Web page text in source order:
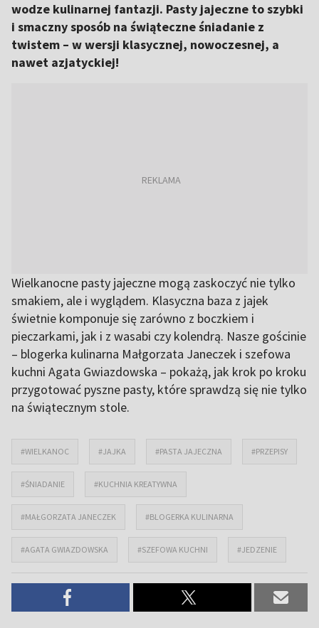
wodze kulinarnej fantazji. Pasty jajeczne to szybki
i smaczny sposób na świąteczne śniadanie z
twistem – w wersji klasycznej, nowoczesnej, a
nawet azjatyckiej!
Wielkanocne pasty jajeczne mogą zaskoczyć nie tylko
smakiem, ale i wyglądem. Klasyczna baza z jajek
świetnie komponuje się zarówno z boczkiem i
pieczarkami, jak i z wasabi czy kolendrą. Nasze gościnie
– blogerka kulinarna Małgorzata Janeczek i szefowa
kuchni Agata Gwiazdowska – pokażą, jak krok po kroku
przygotować pyszne pasty, które sprawdzą się nie tylko
na świątecznym stole.
#WIELKANOC #JAJKA #PASTA JAJECZNA #PRZEPISY
#ŚNIADANIE #KUCHNIA KREATYWNA
#MAŁGORZATA JANECZEK #BLOGERKA KULINARNA
#AGATA GWIAZDOWSKA #SZEFOWA KUCHNI #JEDZENIE